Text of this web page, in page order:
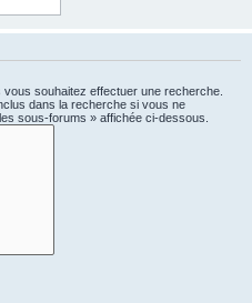
souhaitez effectuer une recherche.
dans la recherche si vous ne
sous-forums » affichée ci-dessous.